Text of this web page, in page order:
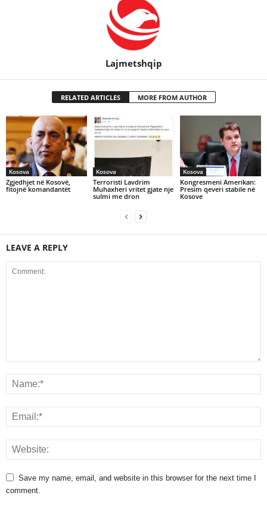
Lajmetshqip
RELATED ARTICLES MORE FROM AUTHOR
Kosova
Zgjedhjet në Kosovë,
fitojnë komandantët
Kosova
Terroristi Lavdrim
Muhaxheri vritet gjate nje
sulmi me dron
Kosova
Kongresmeni Amerikan:
Presim qeveri stabile në
Kosove
LEAVE A REPLY
Save my name, email, and website in this browser for the next time I
comment.